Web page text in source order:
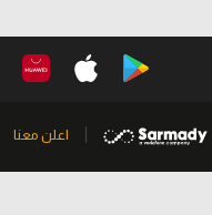
اعلن معنا